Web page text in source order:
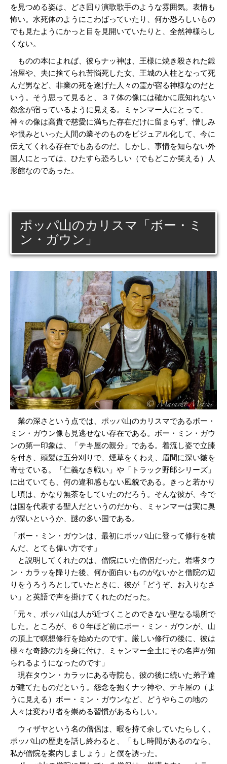
を見つめる姿は、どさ回り演歌歌手のような雰囲気。表情も
怖い。水死体のようにこわばっていたり、何か恐ろしいもの
でも見たようにかっと目を見開いていたりと、全然神様らし
くない。
ものの本によれば、彼らナッ神は、王様に焼き殺された鍛
冶屋や、夫に捨てられ苦悩死した女、王城の人柱となって死
んだ男など、非業の死を遂げた人々の霊が宿る神様なのだと
いう。そう思って見ると、３７体の像には確かに底知れない
怨念が宿っているように見える。ミャンマー人にとって、
神々の像は高貴で慈愛に満ちた存在だけに留まらず、憎しみ
や恨みといった人間の業そのものをビジュアル化して、今に
伝えてくれる存在でもあるのだ。しかし、事情を知らない外
国人にとっては、ひたすら恐ろしい（でもどこか笑える）人
形館なのであった。
ポッパ山のカリスマ「ボー・ミ
ン・ガウン」
業の深さという点では、ポッパ山のカリスマであるボー・
ミン・ガウン像も見逃せない存在である。ボー・ミン・ガウ
ンの第一印象は、「テキ屋の親分」である。着流し姿で立膝
を付き、頭髪は五分刈りで、煙草をくわえ、眉間に深い皺を
寄せている。「仁義なき戦い」や「トラック野郎シリーズ」
に出ていても、何の違和感もない風貌である。きっと若かり
し頃は、かなり無茶をしていたのだろう。そんな彼が、今で
は国を代表する聖人だというのだから、ミャンマーは実に奥
が深いというか、謎の多い国である。
「ボー・ミン・ガウンは、最初にポッパ山に登って修行を積
んだ、とても偉い方です」
と説明してくれたのは、僧院にいた僧侶だった。岩塔タウ
ン・カラッを降りた後、何か面白いものがないかと僧院の辺
りをうろうろとしていたときに、彼が「どうぞ、お入りなさ
い」と英語で声を掛けてくれたのだった。
「元々、ポッパ山は人が近づくことのできない聖なる場所で
した。ところが、６０年ほど前にボー・ミン・ガウンが、山
の頂上で瞑想修行を始めたのです。厳しい修行の後に、彼は
様々な奇跡の力を身に付け、ミャンマー全土にその名声が知
られるようになったのです」
現在タウン・カラッにある寺院も、彼の後に続いた弟子達
が建てたものだという。怨念を抱くナッ神や、テキ屋の（よ
うに見える）ボー・ミン・ガウンなど、どうやらこの地の
人々は変わり者を崇める習慣があるらしい。
ウィザヤという名の僧侶は、暇を持て余していたらしく、
ポッパ山の歴史を話し終わると、「もし時間があるのなら、
私が僧院を案内しましょう」と僕を誘った。